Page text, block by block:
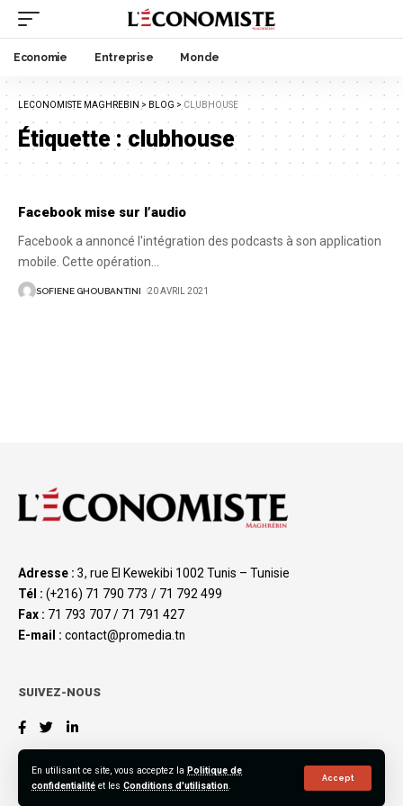
En utilisant ce site, vous acceptez la Politique de
confidentialité et les Conditions d'utilisation.
Accept
Economie Entreprise Monde
LECONOMISTE MAGHREBIN > BLOG > CLUBHOUSE
Étiquette :clubhouse
Facebook mise sur l’audio
Facebook a annoncé l'intégration des podcasts à son application
mobile. Cette opération
SOFIENE GHOUBANTINI 20 AVRIL 2021
Adresse : 3, rue El Kewekibi 1002 Tunis – Tunisie
Tél : (+216) 71 790 773 / 71 792 499
Fax : 71 793 707 / 71 791 427
E-mail : contact@promedia.tn
SUIVEZ-NOUS
©2023 L’Économiste Maghrébin, All Rights Reserved